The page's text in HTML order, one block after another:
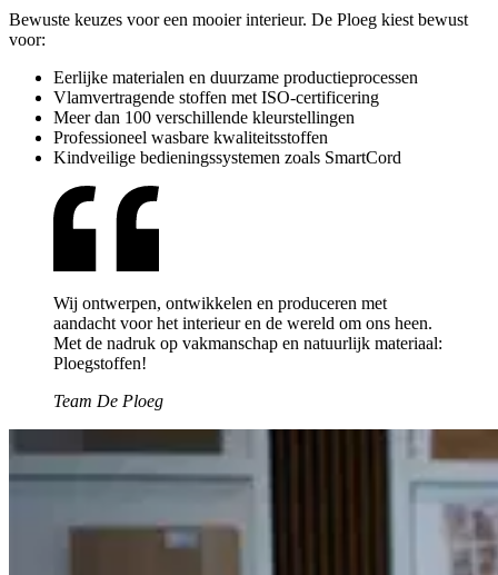
Bewuste keuzes voor een mooier interieur. De Ploeg kiest bewust
voor:
Eerlijke materialen en duurzame productieprocessen
Vlamvertragende stoffen met ISO-certificering
Meer dan 100 verschillende kleurstellingen
Professioneel wasbare kwaliteitsstoffen
Kindveilige bedieningssystemen zoals SmartCord
Wij ontwerpen, ontwikkelen en produceren met
aandacht voor het interieur en de wereld om ons heen.
Met de nadruk op vakmanschap en natuurlijk materiaal:
Ploegstoffen!
Team De Ploeg